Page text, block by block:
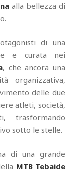
alla bellezza di
di una
e curata nei
, che ancora una
organizzativa,
delle due
atleti, società,
trasformando
sotto le stelle.
di una grande
MTB Tebaide